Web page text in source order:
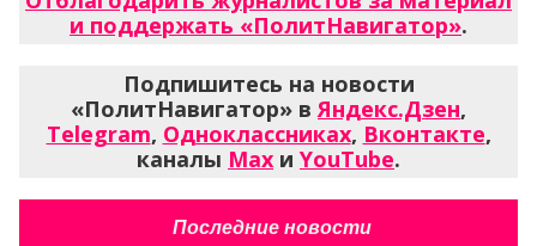
и поддержать «ПолитНавигатор».
Подпишитесь на новости
«ПолитНавигатор» вЯндекс.Дзен,
Telegram, Одноклассниках, Вконтакте,
каналы Max и YouTube.
Последние новости